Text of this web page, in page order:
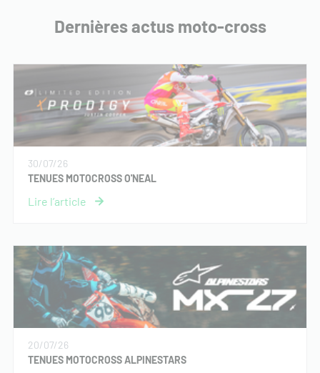
Dernières actus moto-cross
30/07/26
TENUES MOTOCROSS O'NEAL
20/07/26
TENUES MOTOCROSS ALPINESTARS